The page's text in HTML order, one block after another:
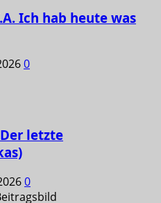
Ich hab heute was
0
letzte
0